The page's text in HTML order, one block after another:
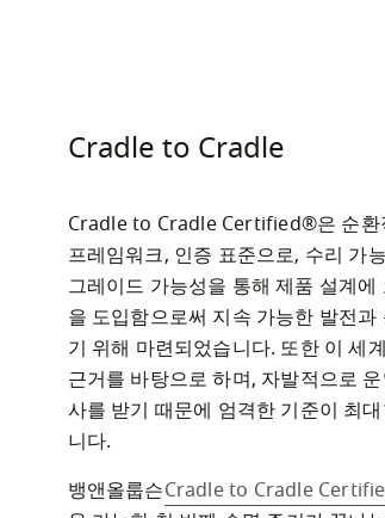
Cradle to Cradle
Cradle to Cradle Certified®은 순환
프레임워크, 인증 표준으로, 수리 가
그레이드 가능성을 통해 제품 설계에
을 도입함으로써 지속 가능한 발전
기 위해 마련되었습니다. 또한 이 세
근거를 바탕으로 하며, 자발적으로
사를 받기 때문에 엄격한 기준이 최
니다.
뱅앤올룹슨Cradle to Cradle